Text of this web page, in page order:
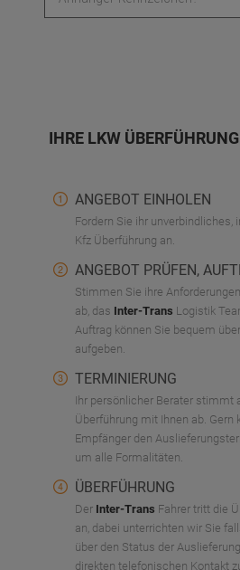
IHRE LKW
ANGEBOT EINHOLEN
Fordern Sie ihr unverbindliches,
Kfz Überführung an.
ANGEBOT PRÜFEN,
Stimmen Sie ihre
ab, das Inter-Trans Logistik
Auftrag können Sie bequem
aufgeben.
TERMINIERUNG
Ihr persönlicher Berater stimmt
Überführung mit Ihnen ab.
Empfänger den
um alle Formalitäten.
ÜBERFÜHRUNG
Der Inter-Trans Fahrer tritt die
an, dabei unterrichten wir Sie
über den Status der
direkten telefonischen Kontakt